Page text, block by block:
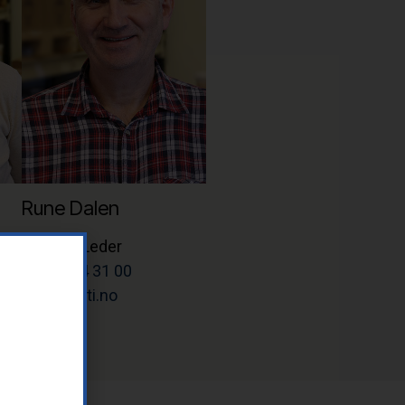
Rune Dalen
Teknisk Leder
Tlf: 37 14 31 00
rune@letti.no